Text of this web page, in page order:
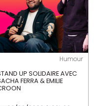
Humour
UP SOLIDAIRE AVEC
FERRA & EMILIE